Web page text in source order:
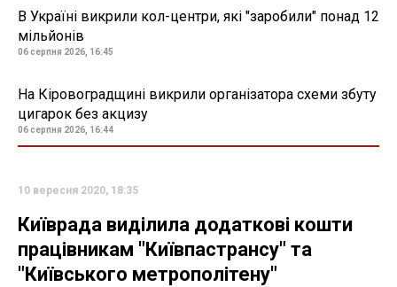
В Україні викрили кол-центри, які "заробили" понад 12
мільйонів
06 серпня 2026, 16:45
На Кіровоградщині викрили організатора схеми збуту
цигарок без акцизу
06 серпня 2026, 16:44
10 вересня 2020, 18:35
Київрада виділила додаткові кошти
працівникам "Київпастрансу" та
"Київського метрополітену"